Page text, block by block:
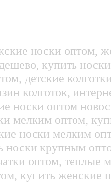
носки оптом,
купить
детские
колготок,
носки оптом
мелким оптом,
носки мелким
носки крупным
оптом, теплые
купить женские